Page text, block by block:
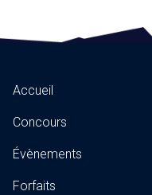
Accueil
Concours
Évènements
Forfaits